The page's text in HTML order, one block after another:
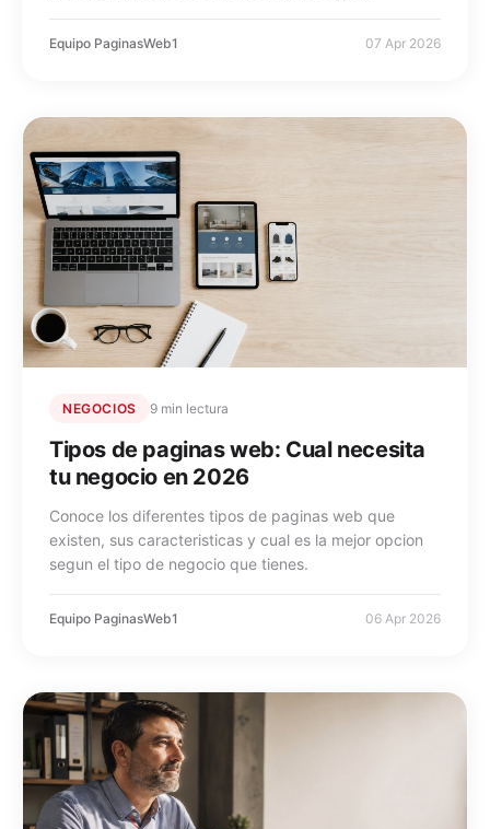
Equipo PaginasWeb1 07 Apr 2026
NEGOCIOS 9 min lectura
Tipos de paginas web: Cual necesita
tu negocio en 2026
Conoce los diferentes tipos de paginas web que
existen, sus caracteristicas y cual es la mejor opcion
segun el tipo de negocio que tienes.
Equipo PaginasWeb1 06 Apr 2026